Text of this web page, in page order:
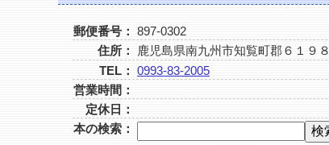
郵便番号： 897-0302
住所：
鹿児島県南九州市知覧町郡６１９８
TEL： 0993-83-2005
営業時間：
定休日：
本の検索：